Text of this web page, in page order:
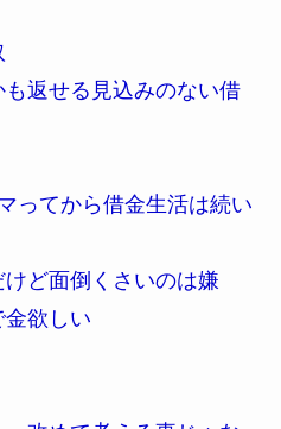
返せる見込みのない借
ってから借金生活は続い
ど面倒くさいのは嫌
金欲しい